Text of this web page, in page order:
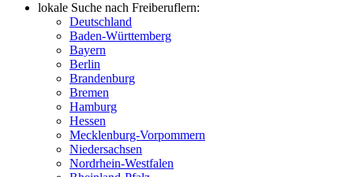
lokale Suche nach Freiberuflern:
Deutschland
Baden-Württemberg
Bayern
Berlin
Brandenburg
Bremen
Hamburg
Hessen
Mecklenburg-Vorpommern
Niedersachsen
Nordrhein-Westfalen